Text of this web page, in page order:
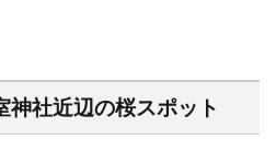
神社近辺の桜スポット